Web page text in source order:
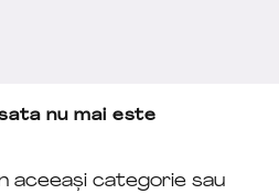
nu mai este
aceeași categorie sau